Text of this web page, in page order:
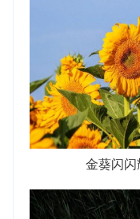
金葵闪闪